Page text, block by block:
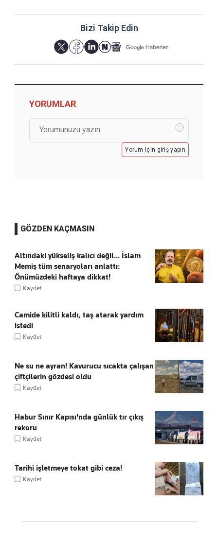
Bizi Takip Edin
YORUMLAR
Yorum için giriş yapın
GÖZDEN KAÇMASIN
Altındaki yükseliş kalıcı değil... İslam
Memiş tüm senaryoları anlattı:
Önümüzdeki haftaya dikkat!
Kaydet
Camide kilitli kaldı, taş atarak yardım
istedi
Kaydet
Ne su ne ayran! Kavurucu sıcakta çalışan
çiftçilerin gözdesi oldu
Kaydet
Habur Sınır Kapısı'nda günlük tır çıkış
rekoru
Kaydet
Tarihi işletmeye tokat gibi ceza!
Kaydet